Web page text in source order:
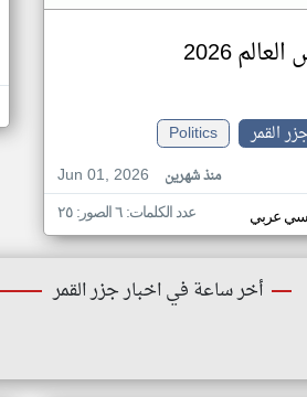
2026
القمر
Politics
Jun 01, 2026
منذ شهرين
عربي عدد الكلمات: ٦ الصور: ٢٥
أخر ساعة في اخبار جزر القمر